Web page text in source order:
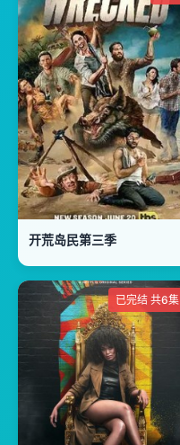
开荒岛民第三季
已完结 共6集